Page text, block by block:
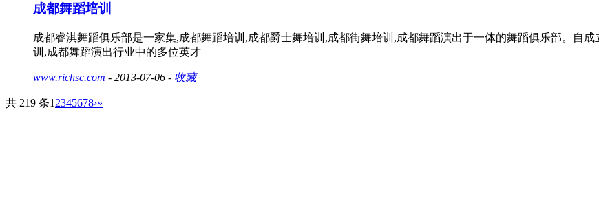
成都舞蹈培训
成都睿淇舞蹈俱乐部是一家集,成都舞蹈培训,成都爵士舞培训,成都街舞培训,成都舞蹈演出于一体的舞蹈俱乐部。自
训,成都舞蹈演出行业中的多位英才
www.richsc.com - 2013-07-06 - 收藏
共 219 条1 2345678›»